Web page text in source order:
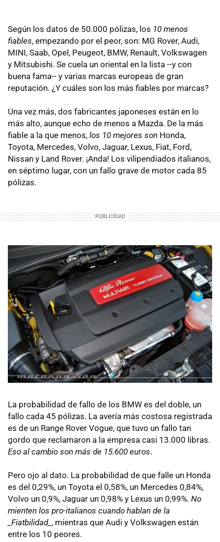
Según los datos de 50.000 pólizas, los 10 menos
fiables, empezando por el peor, son: MG Rover, Audi,
MINI, Saab, Opel, Peugeot, BMW, Renault, Volkswagen
y Mitsubishi. Se cuela un oriental en la lista --y con
buena fama-- y varias marcas europeas de gran
reputación. ¿Y cuáles son los más fiables por marcas?
Una vez más, dos fabricantes japoneses están en lo
más alto, aunque echo de menos a Mazda. De la más
fiable a la que menos, los 10 mejores son Honda,
Toyota, Mercedes, Volvo, Jaguar, Lexus, Fiat, Ford,
Nissan y Land Rover. ¡Anda! Los vilipendiados italianos,
en séptimo lugar, con un fallo grave de motor cada 85
pólizas.
La probabilidad de fallo de los BMW es del doble, un
fallo cada 45 pólizas. La avería más costosa registrada
es de un Range Rover Vogue, que tuvo un fallo tan
gordo que reclamaron a la empresa casi 13.000 libras.
Eso al cambio son más de 15.600 euros.
Pero ojo al dato. La probabilidad de que falle un Honda
es del 0,29%, un Toyota el 0,58%, un Mercedes 0,84%,
Volvo un 0,9%, Jaguar un 0,98% y Lexus un 0,99%. No
mienten los pro-italianos cuando hablan de la
_Fiatbilidad_ , mientras que Audi y Volkswagen están
entre los 10 peores.